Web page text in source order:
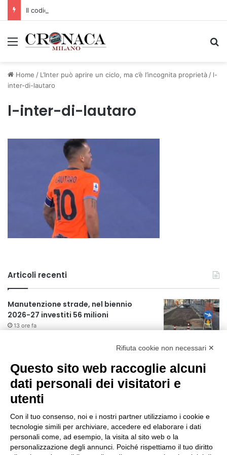
Menu
Home / L’Inter può aprire un ciclo, ma c’è l’incognita proprietà / l-
inter-di-lautaro
l-inter-di-lautaro
Articoli recenti
Manutenzione strade, nel biennio
2026-27 investiti 56 milioni
13 ore fa
Il codice segreto dei neuroni: la
cervello
14 ore fa
Una guida alimentare per affrontare i
portare in tavola a Ferragosto
18 ore fa
Il Comando della Polizia Locale di
Rifiuta cookie non necessari ✕
Questo sito web raccoglie alcuni
dati personali dei visitatori e
utenti
Con il tuo consenso, noi e i nostri partner utilizziamo i cookie e
tecnologie simili per archiviare, accedere ed elaborare i dati
personali come, ad esempio, la visita al sito web o la
personalizzazione degli annunci. Poiché rispettiamo il tuo diritto